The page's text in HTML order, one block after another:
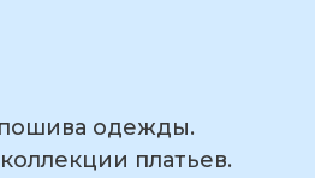
одежды.
платьев.